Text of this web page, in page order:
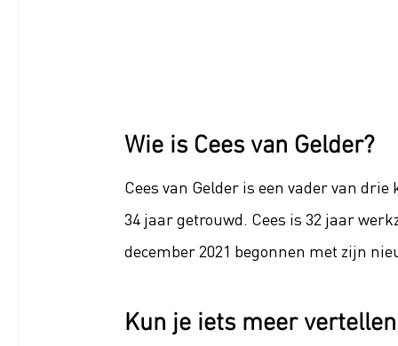
Wie is Cees van Gelder?
Cees van Gelder is een vader van
34 jaar getrouwd. Cees is 32 jaar
december 2021 begonnen met zijn
Kun je iets meer vertellen